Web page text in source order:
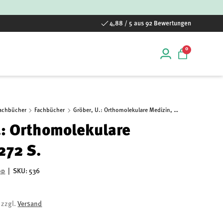
4,88 / 5 aus 92 Bewertungen
Einloggen
00 Artikel
Fachbücher Gröber, U.: Orthomolekulare Medizin, 272 S.
Orthomolekulare
S.
SKU: 536
zzgl.Versand